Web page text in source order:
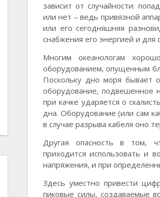
зависит от случайности:
или нет – ведь привязной
или его сегодняшняя
снабжения его энергией и для
Многим океанологам
оборудованием, опущенным
Поскольку дно моря бывает
оборудование, подвешенное
при качке ударяется о
дна. Оборудование (или сам
в случае разрыва кабеля оно
Другая опасность в том,
приходится использовать и
напряжения, и при
Здесь уместно привести
пиковые силы, создаваемые